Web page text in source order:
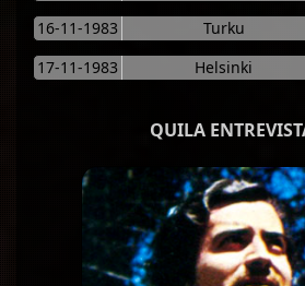
16-11-1983
Turku
17-11-1983
Helsinki
QUILA